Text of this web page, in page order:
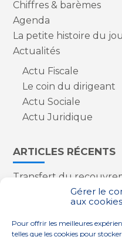
Gérer le
aux cookies
Pour offrir les meilleures
telles que les cookies pour
Chiffres & barèmes
Agenda
La petite histoire du
Actualités
Actu Fiscale
Le coin du dirigeant
Actu Sociale
Actu Juridique
ARTICLES RÉCENTS
Transfert du
l’Urssaf : des
Appareils
Contrôle de la qualité